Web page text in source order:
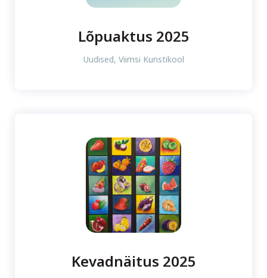
Lõpuaktus 2025
Uudised, Viimsi Kunstikool
Kevadnäitus 2025